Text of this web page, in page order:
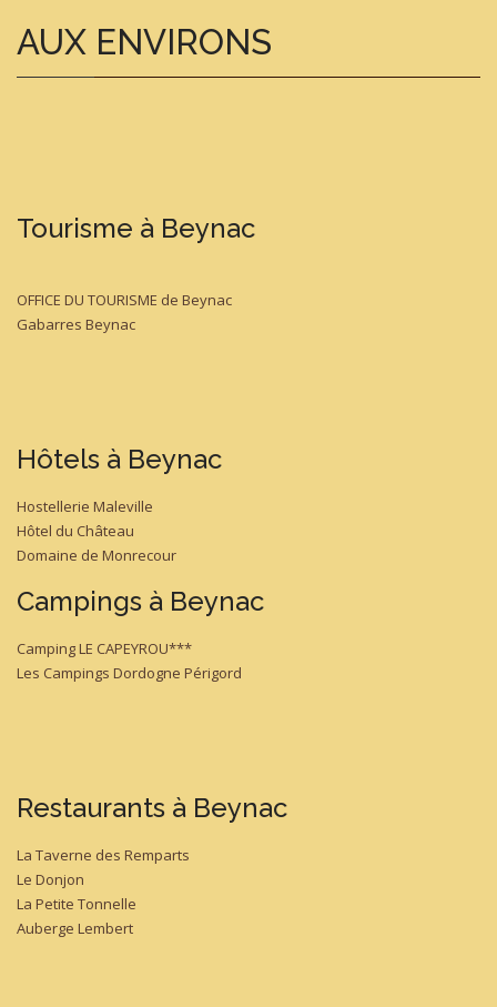
AUX ENVIRONS
Tourisme à Beynac
OFFICE DU TOURISME de Beynac
Gabarres Beynac
Hôtels à Beynac
Hostellerie Maleville
Hôtel du Château
Domaine de Monrecour
Campings à Beynac
Camping LE CAPEYROU***
Les Campings Dordogne Périgord
Restaurants à Beynac
La Taverne des Remparts
Le Donjon
La Petite Tonnelle
Auberge Lembert